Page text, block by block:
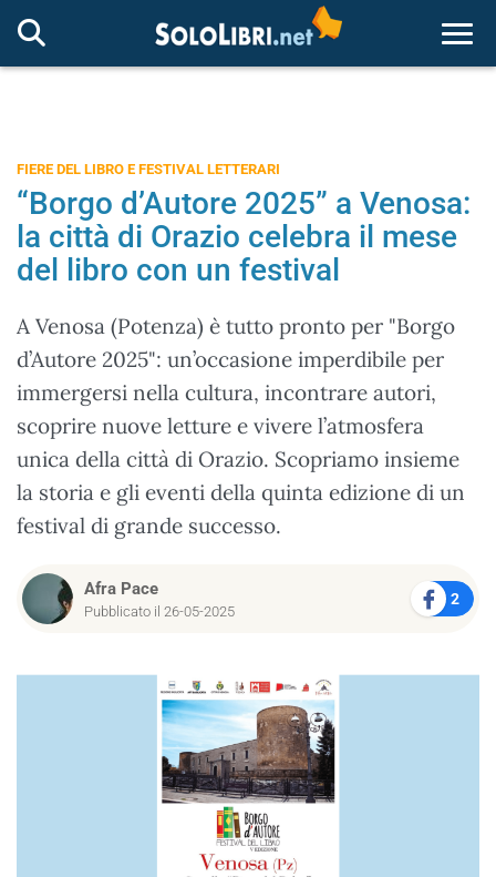
FIERE DEL LIBRO E FESTIVAL LETTERARI
“Borgo d’Autore 2025” a Venosa:
la città di Orazio celebra il mese
del libro con un festival
A Venosa (Potenza) è tutto pronto per "Borgo
d’Autore 2025": un’occasione imperdibile per
immergersi nella cultura, incontrare autori,
scoprire nuove letture e vivere l’atmosfera
unica della città di Orazio. Scopriamo insieme
la storia e gli eventi della quinta edizione di un
festival di grande successo.
Afra Pace
Pubblicato il 26-05-2025
2